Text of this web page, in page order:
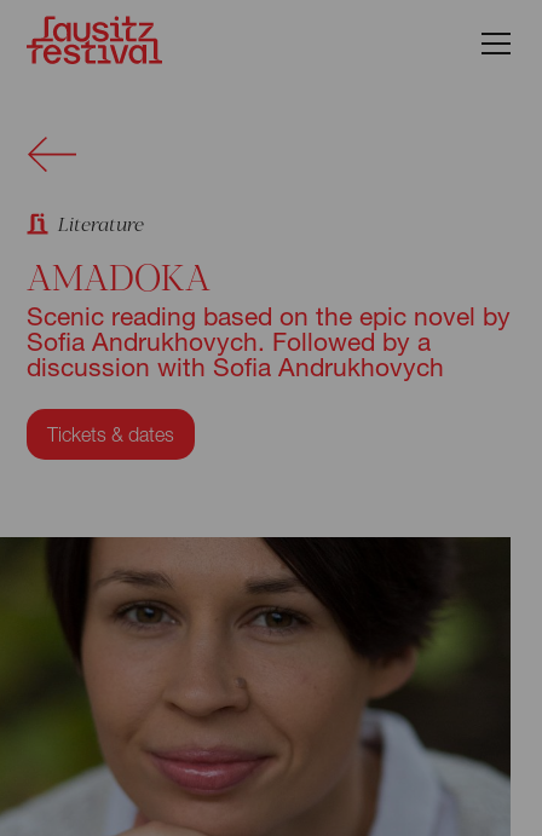
Literature
AMADOKA
Scenic reading based on the epic novel by
Sofia Andrukhovych. Followed by a
discussion with Sofia Andrukhovych
Tickets & dates